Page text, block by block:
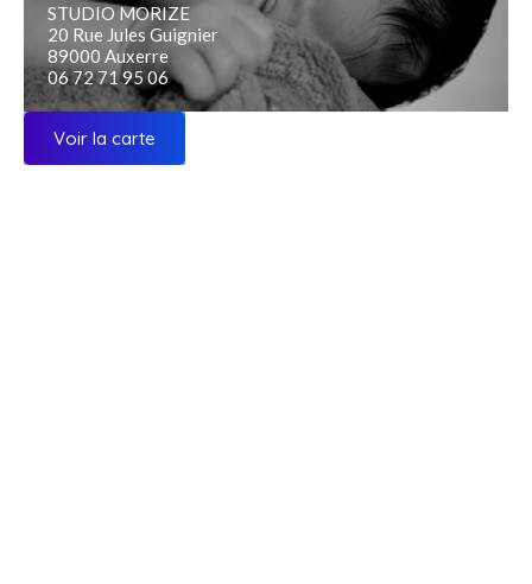
STUDIO MORIZE
20 Rue Jules Guignier
89000 Auxerre
06 72 71 95 06
Voir la carte